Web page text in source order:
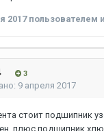
2017пользователем
3
9 апреля 2017
стоит подшипник
плюс подшипник